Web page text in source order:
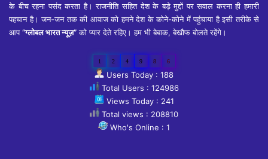
के बीच रहना पसंद करता है। राजनीति सहित देश के बड़े मुद्दों पर सवाल करना ही हमारी
पहचान है। जन-जन तक की आवाज को हमने देश के कोने-कोने में पहुंचाया है इसी तरीके से
आप“ग्लोबल भारत न्यूज़”को प्यार देते रहिए। हम भी बेबाक, बेखौफ बोलते रहेंगे।
1 2 4 9 8 6
Users Today : 188
Total Users : 124986
Views Today : 241
Total views : 208810
Who's Online : 1